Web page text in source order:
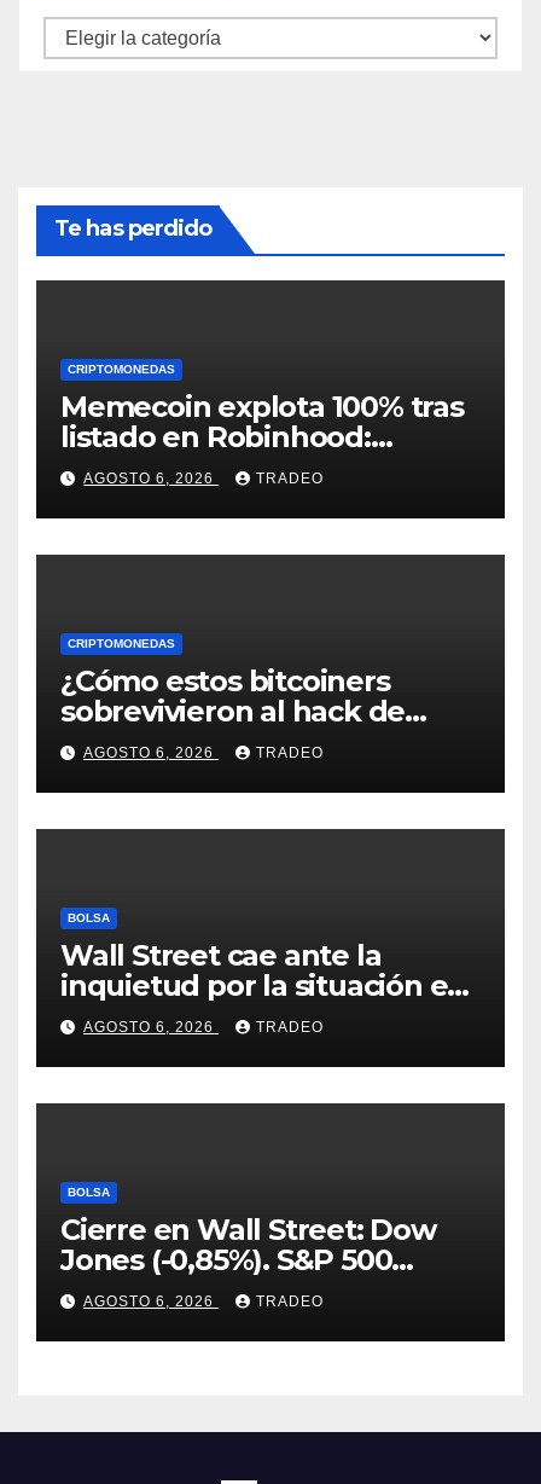
Categorías
Te has perdido
CRIPTOMONEDAS
Memecoin explota 100% tras
listado en Robinhood:
conoce los detalles
AGOSTO 6, 2026 TRADEO
CRIPTOMONEDAS
¿Cómo estos bitcoiners
sobrevivieron al hack de
Coldcard? Un analista
comparte consejos clave
AGOSTO 6, 2026 TRADEO
BOLSA
Wall Street cae ante la
inquietud por la situación en
Ormuz
AGOSTO 6, 2026 TRADEO
BOLSA
Cierre en Wall Street: Dow
Jones (-0,85%). S&P 500
(-0,18%) y Nasdaq (-0,06%)
AGOSTO 6, 2026 TRADEO